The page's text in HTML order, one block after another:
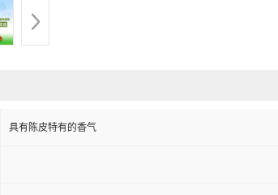
具有陈皮特有的香气